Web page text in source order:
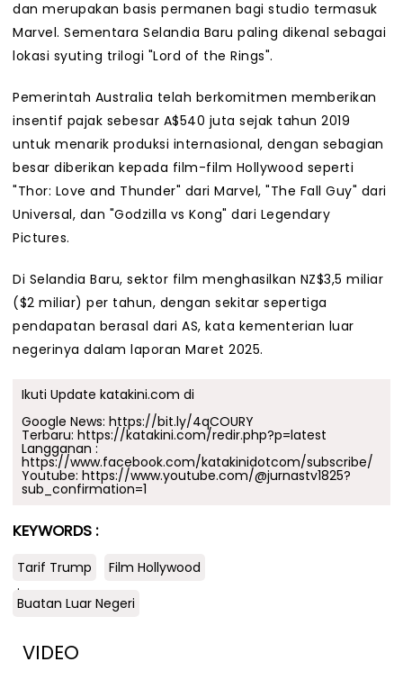
dan merupakan basis permanen bagi studio termasuk
Marvel. Sementara Selandia Baru paling dikenal sebagai
lokasi syuting trilogi "Lord of the Rings".
Pemerintah Australia telah berkomitmen memberikan
insentif pajak sebesar A$540 juta sejak tahun 2019
untuk menarik produksi internasional, dengan sebagian
besar diberikan kepada film-film Hollywood seperti
"Thor: Love and Thunder" dari Marvel, "The Fall Guy" dari
Universal, dan "Godzilla vs Kong" dari Legendary
Pictures.
Di Selandia Baru, sektor film menghasilkan NZ$3,5 miliar
($2 miliar) per tahun, dengan sekitar sepertiga
pendapatan berasal dari AS, kata kementerian luar
negerinya dalam laporan Maret 2025.
Ikuti Update katakini.com di
Google News: https://bit.ly/4qCOURY
Terbaru: https://katakini.com/redir.php?p=latest
Langganan :
https://www.facebook.com/katakinidotcom/subscribe/
Youtube: https://www.youtube.com/@jurnastv1825?
sub_confirmation=1
KEYWORDS :
Tarif Trump
Film Hollywood
.
Buatan Luar Negeri
VIDEO